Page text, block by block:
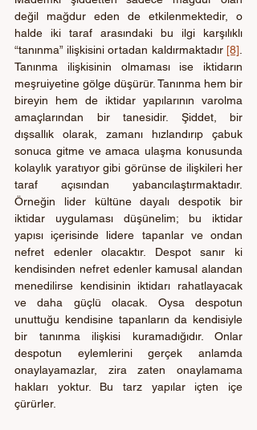
değil mağdur eden de etkilenmektedir, o
halde iki taraf arasındaki bu ilgi karşılıklı
“tanınma” ilişkisini ortadan kaldırmaktadır [8].
Tanınma ilişkisinin olmaması ise iktidarın
meşruiyetine gölge düşürür. Tanınma hem bir
bireyin hem de iktidar yapılarının varolma
amaçlarından bir tanesidir. Şiddet, bir
dışsallık olarak, zamanı hızlandırıp çabuk
sonuca gitme ve amaca ulaşma konusunda
kolaylık yaratıyor gibi görünse de ilişkileri her
taraf açısından yabancılaştırmaktadır.
Örneğin lider kültüne dayalı despotik bir
iktidar uygulaması düşünelim; bu iktidar
yapısı içerisinde lidere tapanlar ve ondan
nefret edenler olacaktır. Despot sanır ki
kendisinden nefret edenler kamusal alandan
menedilirse kendisinin iktidarı rahatlayacak
ve daha güçlü olacak. Oysa despotun
unuttuğu kendisine tapanların da kendisiyle
bir tanınma ilişkisi kuramadığıdır. Onlar
despotun eylemlerini gerçek anlamda
onaylayamazlar, zira zaten onaylamama
hakları yoktur. Bu tarz yapılar içten içe
çürürler.